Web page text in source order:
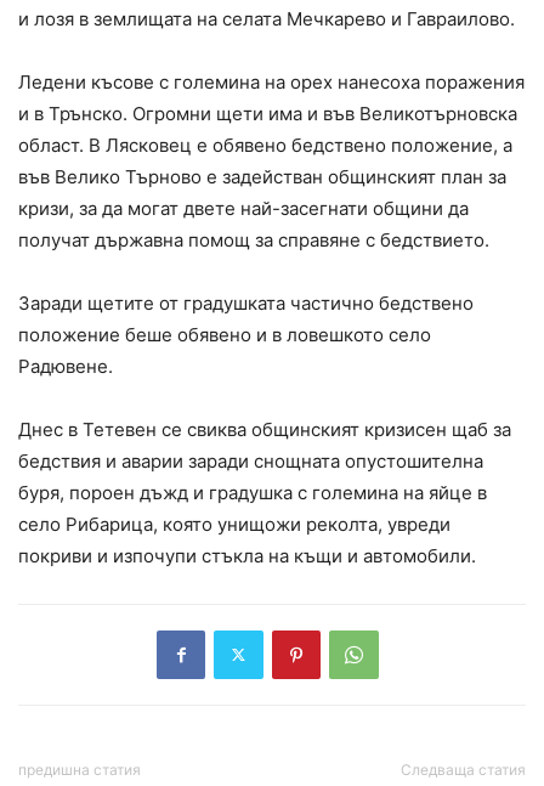
и лозя в землищата на селата Мечкарево и Гавраилово.
Ледени късове с големина на орех нанесоха поражения
и в Трънско. Огромни щети има и във Великотърновска
област. В Лясковец е обявено бедствено положение, а
във Велико Търново е задействан общинският план за
кризи, за да могат двете най-засегнати общини да
получат държавна помощ за справяне с бедствието.
Заради щетите от градушката частично бедствено
положение беше обявено и в ловешкото село
Радювене.
Днес в Тетевен се свиква общинският кризисен щаб за
бедствия и аварии заради снощната опустошителна
буря, пороен дъжд и градушка с големина на яйце в
село Рибарица, която унищожи реколта, увреди
покриви и изпочупи стъкла на къщи и автомобили.
предишна статия Следваща статия